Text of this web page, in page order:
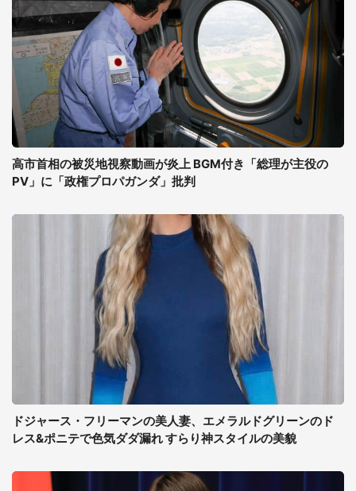
高市首相の被災地視察動画が炎上 BGM付き「総理が主役の
PV」に「政権プロパガンダ」批判
ドジャース・フリーマンの美人妻、エメラルドグリーンのド
レス&ポニテで色気ダダ漏れ すらり神スタイルの美貌